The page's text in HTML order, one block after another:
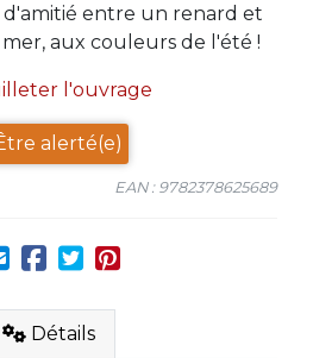
entre un renard et
mer, aux couleurs de l'été !
l'ouvrage
alerté(e)
EAN : 9782378625689
Détails